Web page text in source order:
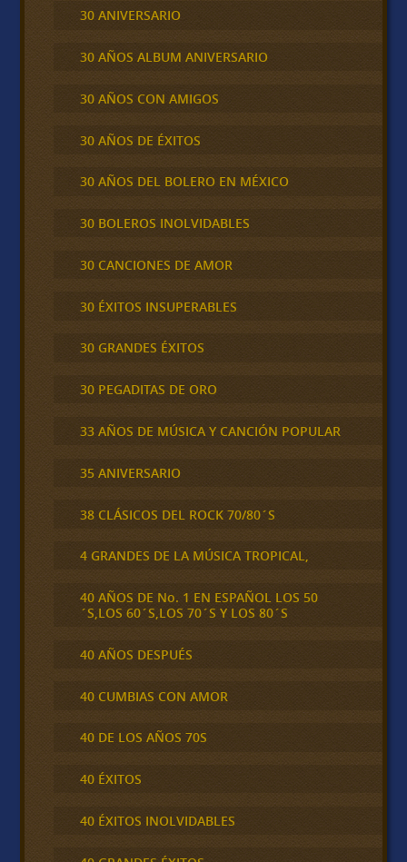
30 ANIVERSARIO
30 AÑOS ALBUM ANIVERSARIO
30 AÑOS CON AMIGOS
30 AÑOS DE ÉXITOS
30 AÑOS DEL BOLERO EN MÉXICO
30 BOLEROS INOLVIDABLES
30 CANCIONES DE AMOR
30 ÉXITOS INSUPERABLES
30 GRANDES ÉXITOS
30 PEGADITAS DE ORO
33 AÑOS DE MÚSICA Y CANCIÓN POPULAR
35 ANIVERSARIO
38 CLÁSICOS DEL ROCK 70/80´S
4 GRANDES DE LA MÚSICA TROPICAL,
40 AÑOS DE No. 1 EN ESPAÑOL LOS 50
´S,LOS 60´S,LOS 70´S Y LOS 80´S
40 AÑOS DESPUÉS
40 CUMBIAS CON AMOR
40 DE LOS AÑOS 70S
40 ÉXITOS
40 ÉXITOS INOLVIDABLES